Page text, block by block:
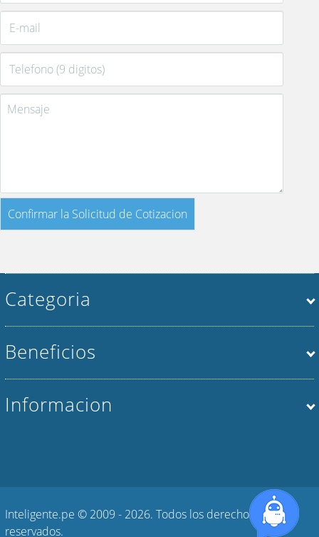
Confirmar la Solicitud de Cotizacion
Categoria
Beneficios
Informacion
Inteligente.pe © 2009 - 2026. Todos los derechos
reservados.